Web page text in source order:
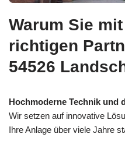
Warum Sie
richtigen
54526
Hochmoderne Technik und
Wir setzen auf innovative
Ihre Anlage über viele Jahre